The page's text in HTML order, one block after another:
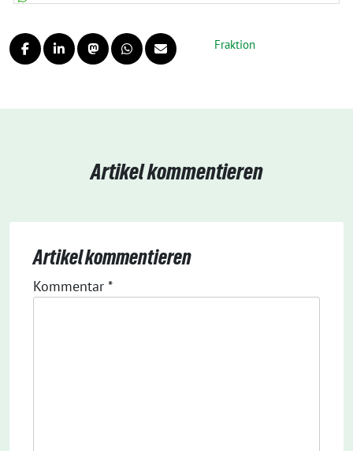
Fraktion
Artikel kommentieren
Artikel kommentieren
Kommentar *